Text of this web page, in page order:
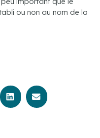
ou non au nom de la